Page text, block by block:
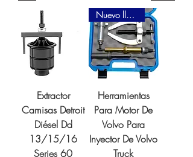
Extractor
Camisas Detroit
Diésel Dd
13/15/16
Series 60
Nuevo llegada
Herramientas
Para Motor De
Volvo Para
Inyector De Volvo
Truck